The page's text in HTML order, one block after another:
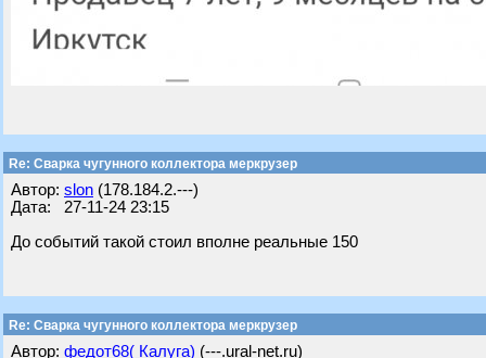
Re: Сварка чугунного коллектора меркрузер
Автор: slon (178.184.2.---)
Дата: 27-11-24 23:15
До событий такой стоил вполне реальные 150
Re: Сварка чугунного коллектора меркрузер
Автор: федот68( Калуга) (---.ural-net.ru)